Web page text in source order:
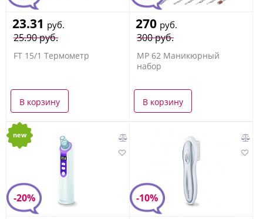
25.90 руб.
23.31 руб.
FT 15/1 Термометр
В корзину
300 руб.
270 руб.
MP 62 Маникюрный
набор
В корзину
new
-20% -10%